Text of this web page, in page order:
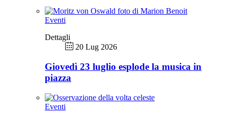
Eventi
Dettagli
20 Lug 2026
Giovedì 23 luglio esplode la musica in
piazza
Eventi